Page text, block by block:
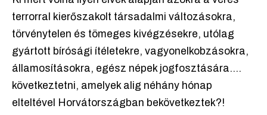
terrorral kierőszakolt társadalmi változásokra,
törvénytelen és tömeges kivégzésekre, utólag
gyártott bírósági ítéletekre, vagyonelkobzásokra,
államosításokra, egész népek jogfosztására....
következtetni, amelyek alig néhány hónap
elteltével Horvátországban bekövetkeztek?!